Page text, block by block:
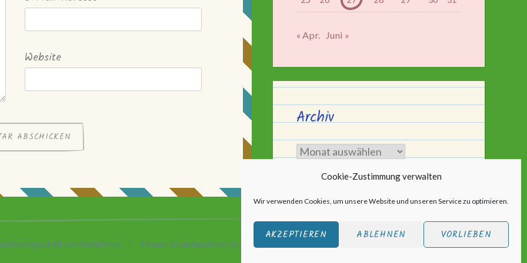
Cookie-Zustimmung verwalten
Wir verwenden Cookies, um unsere Website und unseren Service zu optimieren.
AKZEPTIEREN ABLEHNEN VORLIEBEN
Website
« Apr. Juni »
Archiv
Archiv
bereitgestellt von WordPress | Theme: Scratchpad von Automattic